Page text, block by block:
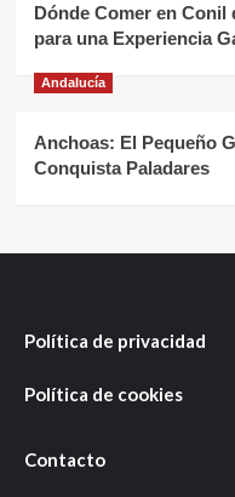
Dónde Comer en Conil
para una Experiencia
Andalucía
Anchoas: El Pequeño
Conquista Paladares
Política de privacidad
Política de cookies
Contacto